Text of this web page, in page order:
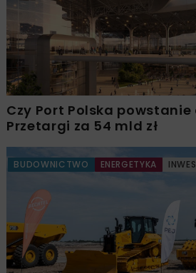
Czy Port Polska powstanie
Przetargi za 54 mld zł
BUDOWNICTWO ENERGETYKA